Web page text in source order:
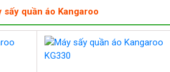
sấy quần áo Kangaroo